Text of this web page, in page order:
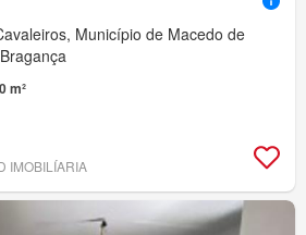
Município de Macedo de
m²
IMOBILÍARIA